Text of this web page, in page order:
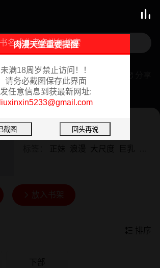

已完结 08/29/2024
3D漫画
作者：
未知
正妹 浪漫 大尺度 巨乳
 放入书架
 排序
下部
肉漫天堂重要提醒
未满18周岁禁止访问！！
请务必截图保存此界面
发任意信息到获最新网址:
liuxinxin5233@gmail.com